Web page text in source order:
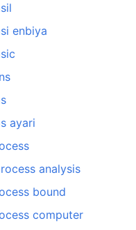
enbiya
ayari
analysis
bound
computer